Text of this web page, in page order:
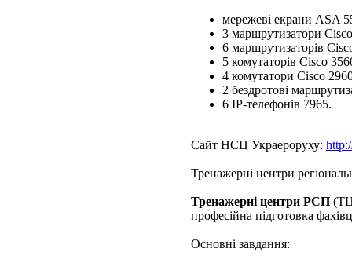
мережеві екрани ASA
3 маршрутизатори
6 маршрутизаторів
5 комутаторів Cisco
4 комутатори Cisco
2 бездротові
6 ІР-телефонів 7965.
Сайт НСЦ Украероруху:
Тренажерні центри
Тренажерні центри РСП (ТЦ
професійна підготовка
Основні завдання: